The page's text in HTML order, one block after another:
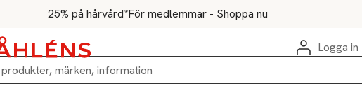
25% på hårvård*För medlemmar - Shoppa nu
Logga in